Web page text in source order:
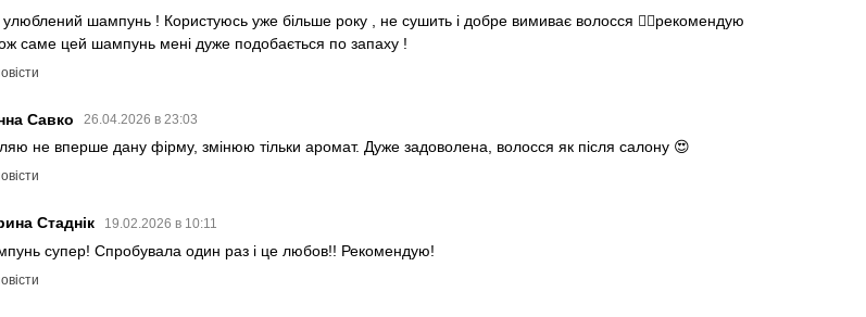
улюблений шампунь ! Користуюсь уже більше року , не сушить і добре вимиває волосся 👍🏻рекомендую
саме цей шампунь мені дуже подобається по запаху !
Савко 26.04.2026 в 23:03
не вперше дану фірму, змінюю тільки аромат. Дуже задоволена, волосся як після салону 😍
Стаднік 19.02.2026 в 10:11
супер! Спробувала один раз і це любов!! Рекомендую!